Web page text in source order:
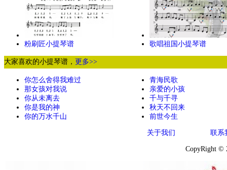
粉刷匠小提琴谱 歌唱祖国小提琴谱
大家喜欢的小提琴谱， 更多>>
你怎么舍得我难过
那女孩对我说
你从未离去
你是我的神
你的万水千山
青海民歌
亲爱的小孩
千与千寻
秋天不回来
前世今生
关于我们 联系
CopyRight ©